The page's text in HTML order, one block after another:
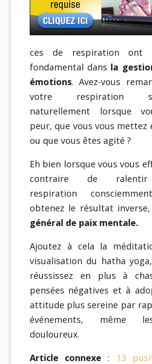
ces de respiration ont
fondamental dans la
émotions. Avez-vous
votre respiration
naturellement lorsque
peur, que vous vous mettez
ou que vous êtes agité ?
Eh bien lorsque vous vous
contraire de
respiration
obtenez le résultat inverse,
général de paix mentale.
Ajoutez à cela la
visualisation du hatha
réussissez en plus à
pensées négatives et à
attitude plus sereine par
événements, même
douloureux.
Article connexe : 13